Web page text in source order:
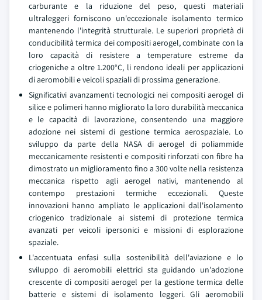
carburante e la riduzione del peso, questi materiali
ultraleggeri forniscono un'eccezionale isolamento termico
mantenendo l'integrità strutturale. Le superiori proprietà di
conducibilità termica dei compositi aerogel, combinate con la
loro capacità di resistere a temperature estreme da
criogeniche a oltre 1.200°C, li rendono ideali per applicazioni
di aeromobili e veicoli spaziali di prossima generazione.
Significativi avanzamenti tecnologici nei compositi aerogel di
silice e polimeri hanno migliorato la loro durabilità meccanica
e le capacità di lavorazione, consentendo una maggiore
adozione nei sistemi di gestione termica aerospaziale. Lo
sviluppo da parte della NASA di aerogel di poliammide
meccanicamente resistenti e compositi rinforzati con fibre ha
dimostrato un miglioramento fino a 300 volte nella resistenza
meccanica rispetto agli aerogel nativi, mantenendo al
contempo prestazioni termiche eccezionali. Queste
innovazioni hanno ampliato le applicazioni dall'isolamento
criogenico tradizionale ai sistemi di protezione termica
avanzati per veicoli ipersonici e missioni di esplorazione
spaziale.
L'accentuata enfasi sulla sostenibilità dell'aviazione e lo
sviluppo di aeromobili elettrici sta guidando un'adozione
crescente di compositi aerogel per la gestione termica delle
batterie e sistemi di isolamento leggeri. Gli aeromobili